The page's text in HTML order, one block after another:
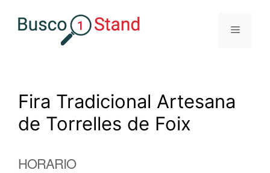
Menú
Fira Tradicional Artesana
de Torrelles de Foix
HORARIO